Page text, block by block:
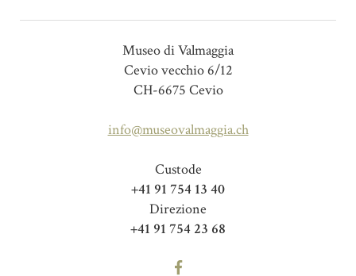
Museo di Valmaggia
Cevio vecchio 6/12
CH-6675 Cevio
info@museovalmaggia.ch
Custode
+41 91 754 13 40
Direzione
+41 91 754 23 68